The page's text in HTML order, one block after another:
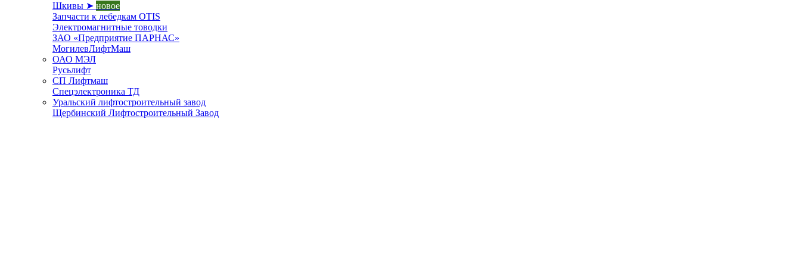
Шкивы ➤ новое
Запчасти к лебедкам OTIS
Электромагнитные товодки
ЗАО «Предприятие ПАРНАС»
МогилевЛифтМаш
ОАО МЭЛ
Русьлифт
СП Лифтмаш
Спецэлектроника ТД
Уральский лифтостроительный завод
Щербинский Лифтостроительный Завод